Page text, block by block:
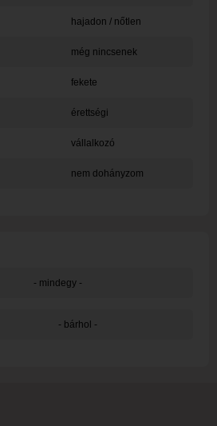
hajadon / nőtlen
még nincsenek
fekete
érettségi
vállalkozó
nem dohányzom
- mindegy -
- bárhol -